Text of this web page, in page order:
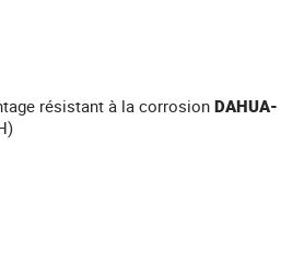
résistant à la corrosion DAHUA-